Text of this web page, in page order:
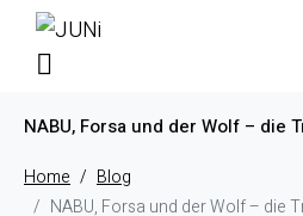
NABU, Forsa und der Wolf – die
Home
Blog
NABU, Forsa und der Wolf – die